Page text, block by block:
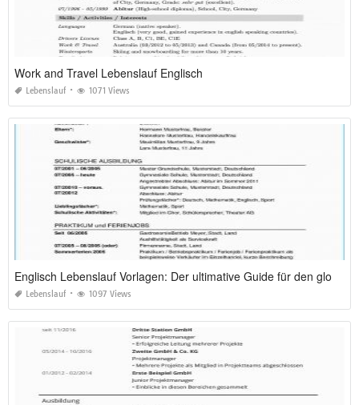
Work and Travel Lebenslauf Englisch
Lebenslauf 1071 Views
Lebenslauf 1097 Views